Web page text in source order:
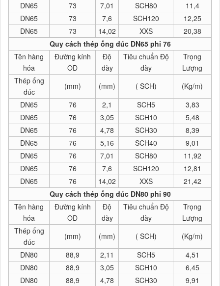
DN65
73 7,01 SCH80
11,4
DN65
73 7,6 SCH120
12,25
DN65
73 14,02 XXS
20,38
Quy cách thép ống đúc DN65 phi 76
Tên hàng
hóa
Đường kính
OD
Độ
dày
Tiêu chuẩn Độ
dày
Trọng
Lượng
Thép ống
đúc
(mm) (mm) ( SCH)
(Kg/m)
DN65
76 2,1 SCH5
3,83
DN65
76 3,05 SCH10
5,48
DN65
76 4,78 SCH30
8,39
DN65
76 5,16 SCH40
9,01
DN65
76 7,01 SCH80
11,92
DN65
76 7,6 SCH120
12,81
DN65
76 14,02 XXS
21,42
Quy cách thép ống đúc DN80 phi 90
Tên hàng
hóa
Đường kính
OD
Độ
dày
Tiêu chuẩn Độ
dày
Trọng
Lượng
Thép ống
đúc
(mm) (mm) ( SCH)
(Kg/m)
DN80
88,9 2,11 SCH5
4,51
DN80
88,9 3,05 SCH10
6,45
DN80
88,9 4,78 SCH30
9,91